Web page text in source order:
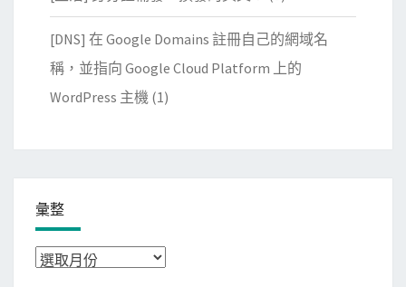
[DNS] 在 Google Domains 註冊自己的網域名
稱，並指向 Google Cloud Platform 上的
WordPress 主機 (1)
彙整
彙